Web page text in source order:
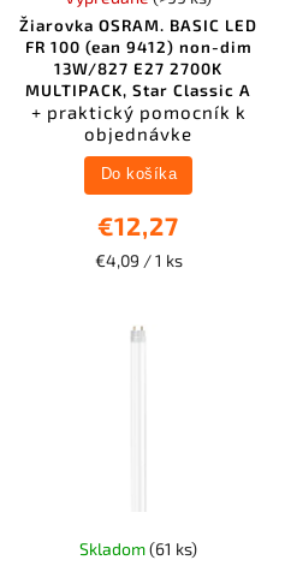
Žiarovka OSRAM. BASIC LED
FR 100 (ean 9412) non-dim
13W/827 E27 2700K
MULTIPACK, Star Classic A
+ praktický pomocník k
objednávke
€12,27
€4,09 / 1 ks
Do košíka
Skladom(61 ks)